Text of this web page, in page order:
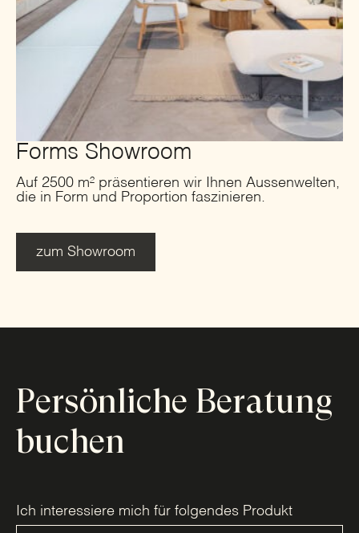
Forms Showroom
Auf 2500 m² präsentieren wir Ihnen Aussenwelten,
die in Form und Proportion faszinieren.
zum Showroom
Persönliche Beratung
buchen
Ich interessiere mich für folgendes Produkt